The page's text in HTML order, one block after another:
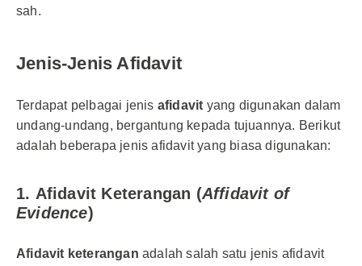
sah.
Jenis-Jenis Afidavit
Terdapat pelbagai jenis afidavit yang digunakan dalam
undang-undang, bergantung kepada tujuannya. Berikut
adalah beberapa jenis afidavit yang biasa digunakan:
1. Afidavit Keterangan (Affidavit of
Evidence)
Afidavit keterangan adalah salah satu jenis afidavit